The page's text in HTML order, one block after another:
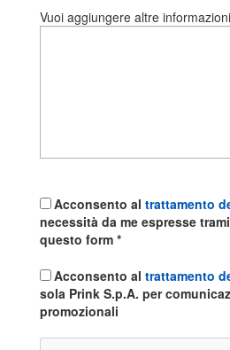
Vuoi aggiungere altre
Acconsento al trattamento
necessità da me espresse
questo form *
Acconsento al trattamento
sola Prink S.p.A. per
promozionali